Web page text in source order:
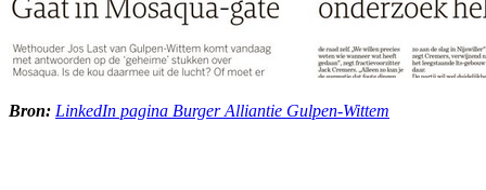
Bron: LinkedIn pagina Burger Alliantie Gulpen-Wittem